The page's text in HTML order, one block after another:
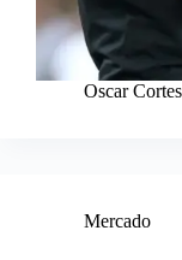
Oscar Cortes
Mercado